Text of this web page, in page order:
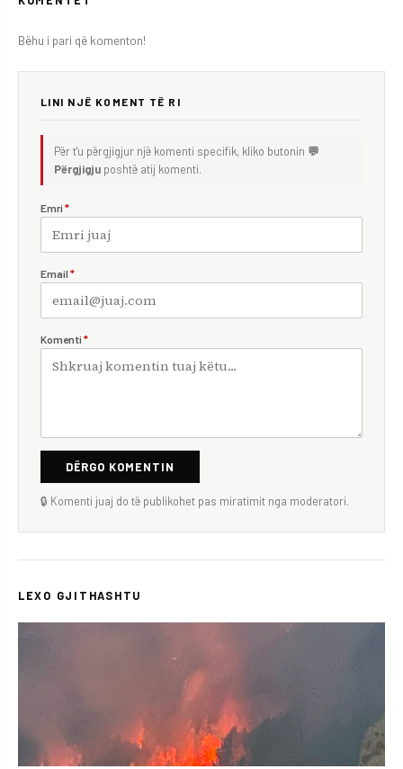
Bëhu i pari që komenton!
LINI NJË KOMENT TË RI
Për t'u përgjigjur një komenti specifik, kliko butonin 💬
Përgjigju poshtë atij komenti.
Emri *
Email *
Komenti *
DËRGO KOMENTIN
🔒 Komenti juaj do të publikohet pas miratimit nga moderatori.
LEXO GJITHASHTU